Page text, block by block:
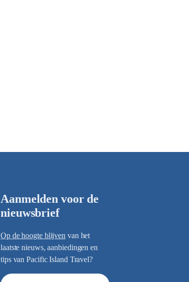
Aanmelden voor de
nieuwsbrief
Op de hoogte blijven van het
laatste nieuws, aanbiedingen en
tips van Pacific Island Travel?
E